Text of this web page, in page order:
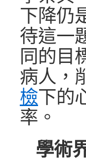
下降仍
待這一
同的目
病人，
檢下的
率。
學術